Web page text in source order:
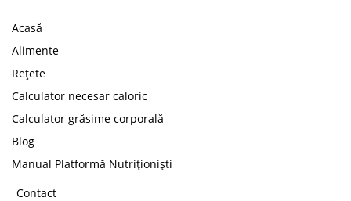
Acasă
Alimente
Rețete
Calculator necesar caloric
Calculator grăsime corporală
Blog
Manual Platformă Nutriționiști
Contact